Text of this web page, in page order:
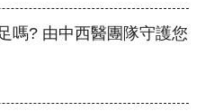
嗎? 由中西醫團隊守護您